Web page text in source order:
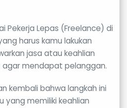
Pekerja Lepas (Freelance) di
harus kamu lakukan
jasa atau keahlian
mendapat pelanggan.
kembali bahwa langkah ini
yang memiliki keahlian